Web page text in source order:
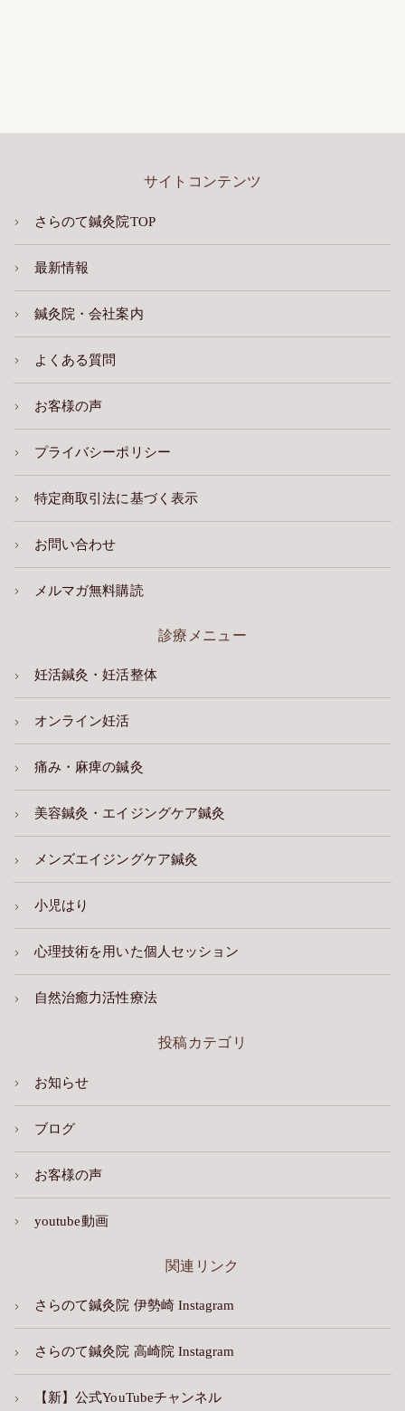
サイトコンテンツ
さらのて鍼灸院TOP
最新情報
鍼灸院・会社案内
よくある質問
お客様の声
プライバシーポリシー
特定商取引法に基づく表示
お問い合わせ
メルマガ無料購読
診療メニュー
妊活鍼灸・妊活整体
オンライン妊活
痛み・麻痺の鍼灸
美容鍼灸・エイジングケア鍼灸
メンズエイジングケア鍼灸
小児はり
心理技術を用いた個人セッション
自然治癒力活性療法
投稿カテゴリ
お知らせ
ブログ
お客様の声
youtube動画
関連リンク
さらのて鍼灸院 伊勢崎 Instagram
さらのて鍼灸院 高崎院 Instagram
【新】公式YouTubeチャンネル